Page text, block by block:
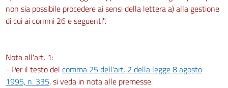
non sia possibile procedere ai sensi della lettera a) alla gestione
di cui ai commi 26 e seguenti".
Nota all'art. 1:
- Per il testo del comma 25 dell'art. 2 della legge 8 agosto
1995, n. 335, si veda in nota alle premesse.